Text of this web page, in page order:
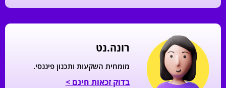
רונה.נט
מומחית השקעות ותכנון פיננסי.
בדוק זכאות חינם >